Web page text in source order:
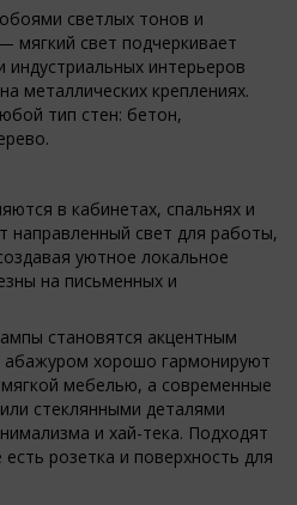
светлых тонов и
мягкий свет подчеркивает
интерьеров
металлических креплениях.
тип стен: бетон,
в кабинетах, спальнях и
направленный свет для работы,
уютное локальное
на письменных и
становятся акцентным
абажуром хорошо гармонируют
мебелью, а современные
стеклянными деталями
и хай-тека. Подходят
розетка и поверхность для